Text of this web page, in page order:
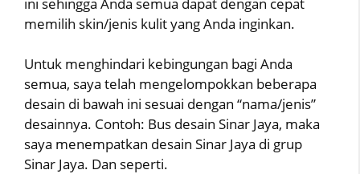
memilih skin/jenis kulit yang Anda inginkan.
Untuk menghindari kebingungan bagi Anda
semua, saya telah mengelompokkan beberapa
desain di bawah ini sesuai dengan “nama/jenis”
desainnya. Contoh: Bus desain Sinar Jaya, maka
saya menempatkan desain Sinar Jaya di grup
Sinar Jaya. Dan seperti.